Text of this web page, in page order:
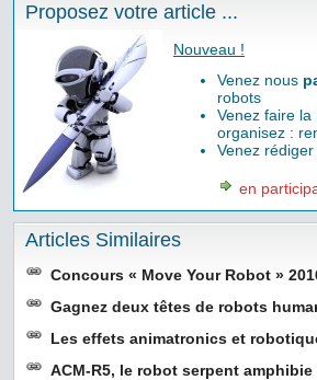
Proposez votre article ...
Nouveau !
Venez nous
robots
Venez faire la
organisez :
Venez
en
Articles Similaires
Concours « Move Your Robot »
Gagnez deux têtes de robots
Les effets animatronics et
ACM-R5, le robot serpent